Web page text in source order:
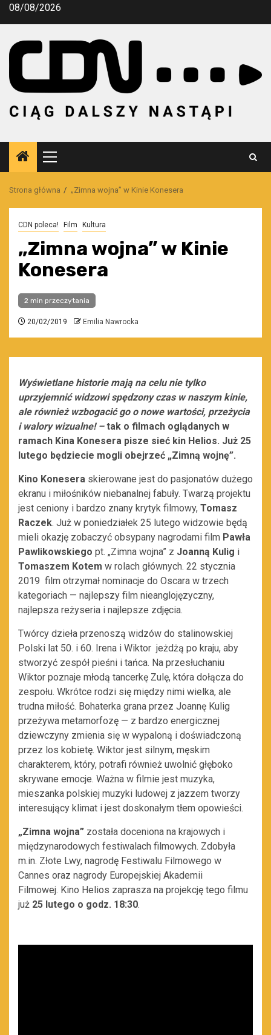
Przejdź
08/08/2026
Menu
główne
Strona główna „Zimna wojna” w Kinie Konesera
CDN poleca! Film Kultura
„Zimna wojna” w Kinie
Konesera
2 min przeczytania
20/02/2019 Emilia Nawrocka
Wyświetlane historie mają na celu nie tylko
uprzyjemnić widzowi spędzony czas w naszym kinie,
ale również wzbogacić go o nowe wartości, przeżycia
i walory wizualne! –tak o filmach oglądanych w
ramach Kina Konesera pisze sieć kin Helios. Już 25
lutego będziecie mogli obejrzeć „Zimną wojnę”.
Kino Konesera skierowane jest do pasjonatów dużego
ekranu i miłośników niebanalnej fabuły. Twarzą projektu
jest ceniony i bardzo znany krytyk filmowy, Tomasz
Raczek. Już w poniedziałek 25 lutego widzowie będą
mieli okazję zobaczyć obsypany nagrodami film Pawła
Pawlikowskiego pt. „Zimna wojna” z Joanną Kulig i
Tomaszem Kotem w rolach głównych. 22 stycznia
2019 film otrzymał nominacje do Oscara w trzech
kategoriach — najlepszy film nieanglojęzyczny,
najlepsza reżyseria i najlepsze zdjęcia.
Twórcy dzieła przenoszą widzów do stalinowskiej
Polski lat 50. i 60. Irena i Wiktor jeżdżą po kraju, aby
stworzyć zespół pieśni i tańca. Na przesłuchaniu
Wiktor poznaje młodą tancerkę Zulę, która dołącza do
zespołu. Wkrótce rodzi się między nimi wielka, ale
trudna miłość. Bohaterka grana przez Joannę Kulig
przeżywa metamorfozę — z bardzo energicznej
dziewczyny zmienia się w wypaloną i doświadczoną
przez los kobietę. Wiktor jest silnym, męskim
charakterem, który, potrafi również uwolnić głęboko
skrywane emocje. Ważna w filmie jest muzyka,
mieszanka polskiej muzyki ludowej z jazzem tworzy
interesujący klimat i jest doskonałym tłem opowieści.
„Zimna wojna” została doceniona na krajowych i
międzynarodowych festiwalach filmowych. Zdobyła
m.in. Złote Lwy, nagrodę Festiwalu Filmowego w
Cannes oraz nagrody Europejskiej Akademii
Filmowej. Kino Helios zaprasza na projekcję tego filmu
już 25 lutego o godz. 18:30.